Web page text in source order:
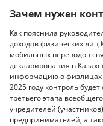
Зачем нужен
Как пояснила
доходов физических
мобильных переводов
декларирования в
информацию о физлицах
2025 году контроль
третьего этапа
учредителей
предпринимателей, а